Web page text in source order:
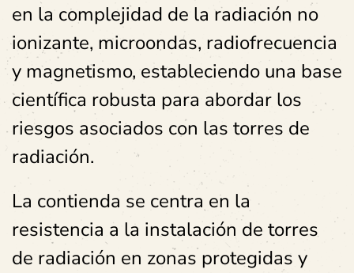
en la complejidad de la radiación no
ionizante, microondas, radiofrecuencia
y magnetismo, estableciendo una base
científica robusta para abordar los
riesgos asociados con las torres de
radiación.
La contienda se centra en la
resistencia a la instalación de torres
de radiación en zonas protegidas y